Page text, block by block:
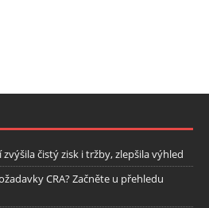
čistý zisk i tržby, zlepšila výhled
CRA? Začněte u přehledu